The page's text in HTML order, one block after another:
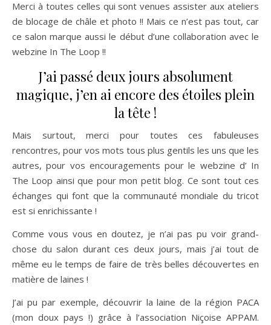
Merci à toutes celles qui sont venues assister aux ateliers
de blocage de châle et photo !! Mais ce n’est pas tout, car
ce salon marque aussi le début d’une collaboration avec le
webzine In The Loop !!
J’ai passé deux jours absolument
magique, j’en ai encore des étoiles plein
la tête !
Mais surtout, merci pour toutes ces fabuleuses
rencontres, pour vos mots tous plus gentils les uns que les
autres, pour vos encouragements pour le webzine d’ In
The Loop ainsi que pour mon petit blog. Ce sont tout ces
échanges qui font que la communauté mondiale du tricot
est si enrichissante !
Comme vous vous en doutez, je n’ai pas pu voir grand-
chose du salon durant ces deux jours, mais j’ai tout de
même eu le temps de faire de très belles découvertes en
matière de laines !
J’ai pu par exemple, découvrir la laine de la région PACA
(mon doux pays !) grâce à l’association Niçoise APPAM.